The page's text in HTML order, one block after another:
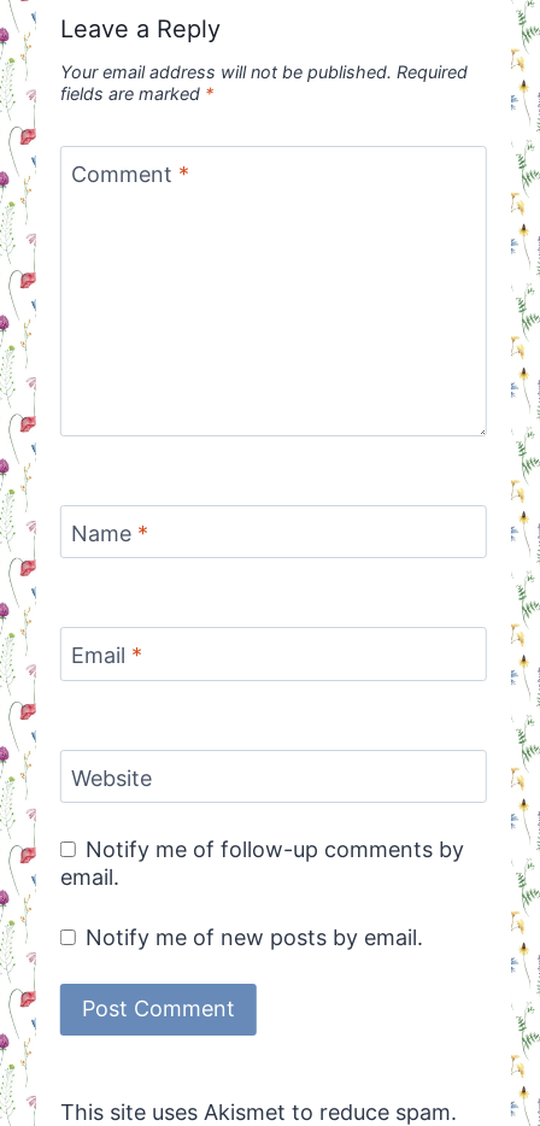
Leave a Reply
Your email address will not be published. Required
fields are marked *
Comment *
Name *
Email *
Website
Notify me of follow-up comments by
email.
Notify me of new posts by email.
This site uses Akismet to reduce spam.